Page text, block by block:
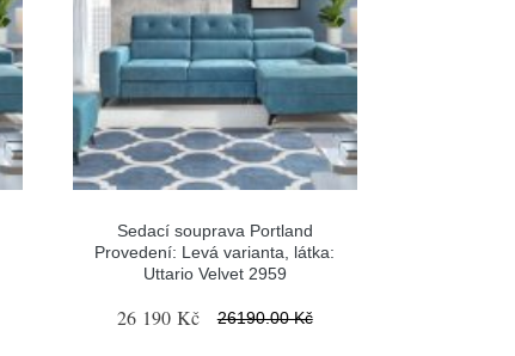
Sedací souprava Portland
Provedení: Levá varianta, látka:
Uttario Velvet 2959
26 190 Kč 26190.00 Kč